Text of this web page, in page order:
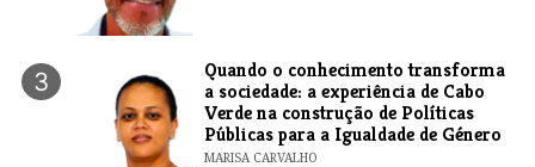
3
Quando o conhecimento transforma
a sociedade: a experiência de Cabo
Verde na construção de Políticas
Públicas para a Igualdade de Género
MARISA CARVALHO